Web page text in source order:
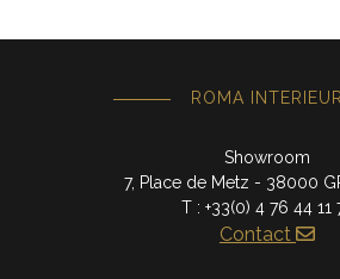
ROMA
Showroom
7, Place de Metz - 38000
T : +33(0) 4 76 44 11
Contact